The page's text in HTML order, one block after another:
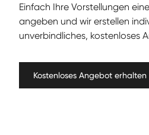
Ein­fach Ihre Vorstel­lun­gen
angeben und wir erstellen
unverbindliches, kostenloses
Kostenloses Angebot erhalten